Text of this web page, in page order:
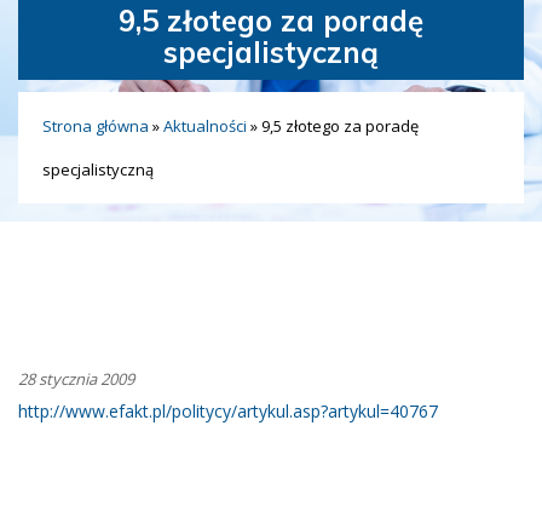
9,5 złotego za poradę
specjalistyczną
Strona główna »Aktualności »9,5 złotego za poradę
specjalistyczną
28 stycznia 2009
http://www.efakt.pl/politycy/artykul.asp?artykul=40767